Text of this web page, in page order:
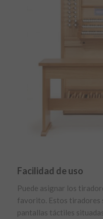
Facilidad de uso
Puede asignar los
favorito. Estos tiradores
pantallas táctiles